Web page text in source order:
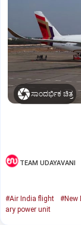
ಸಾಂದರ್ಭಿಕ ಚಿತ್ರ
TEAM UDAYAVANI
#Air India flight #New
ary power unit